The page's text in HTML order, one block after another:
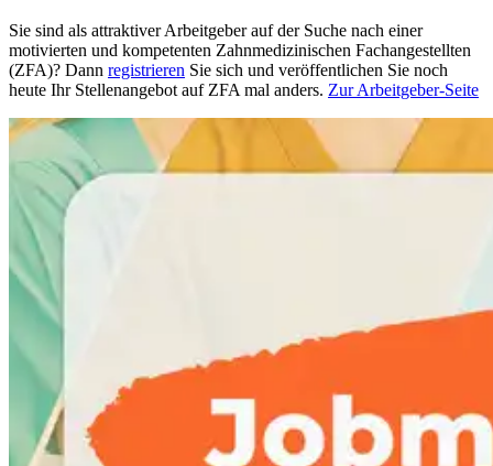
Sie sind als attraktiver Arbeitgeber auf der Suche nach einer
motivierten und kompetenten Zahnmedizinischen Fachangestellten
(ZFA)? Dann registrieren Sie sich und veröffentlichen Sie noch
heute Ihr Stellenangebot auf ZFA mal anders. Zur Arbeitgeber-Seite